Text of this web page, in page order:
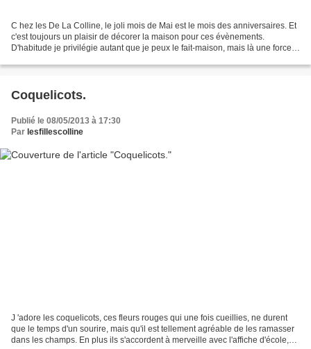
C hez les De La Colline, le joli mois de Mai est le mois des anniversaires. Et
c'est toujours un plaisir de décorer la maison pour ces évènements.
D'habitude je privilégie autant que je peux le fait-maison, mais là une force
Coquelicots.
Publié le 08/05/2013 à 17:30
Par lesfillescolline
J 'adore les coquelicots, ces fleurs rouges qui une fois cueillies, ne durent
que le temps d'un sourire, mais qu'il est tellement agréable de les ramasser
dans les champs. En plus ils s'accordent à merveille avec l'affiche d'école,